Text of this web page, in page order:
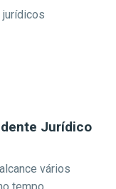
Jurídico
vários